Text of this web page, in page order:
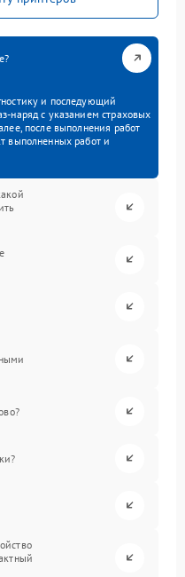
и последующий
наряд с указанием страховых
после выполнения работ
выполненных работ и